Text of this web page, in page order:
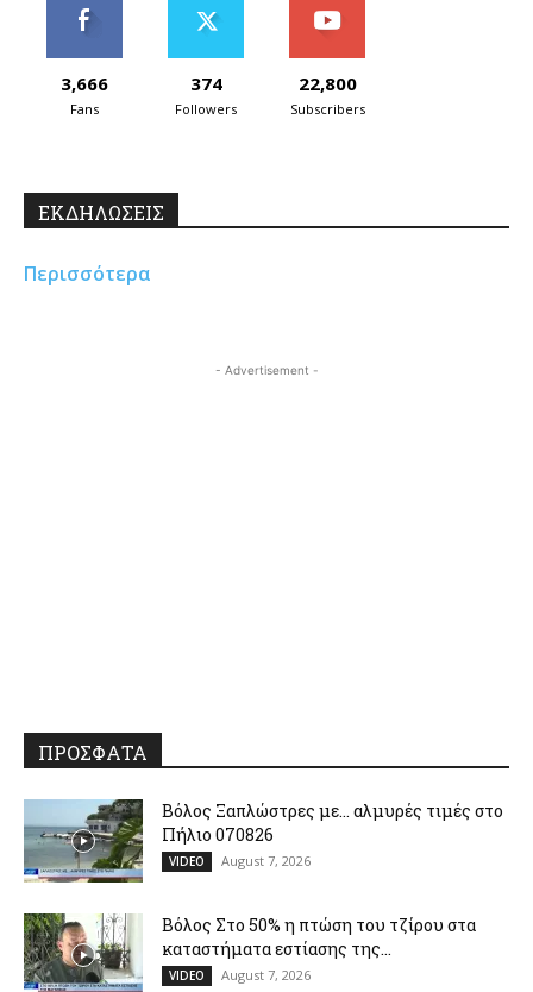
3,666
Fans
374
Followers
22,800
Subscribers
ΕΚΔΗΛΩΣΕΙΣ
Περισσότερα
- Advertisement -
ΠΡΟΣΦΑΤΑ
Βόλος Ξαπλώστρες με… αλμυρές τιμές στο
Πήλιο 070826
VIDEO August 7, 2026
Βόλος Στο 50% η πτώση του τζίρου στα
καταστήματα εστίασης της...
VIDEO August 7, 2026